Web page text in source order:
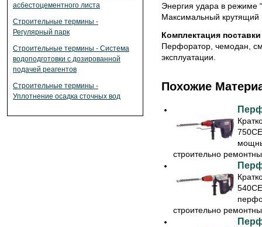
асбестоцементного листа
Строительные термины -
Регулярный парк
Строительные термины - Система
водоподготовки с дозированной
подачей реагентов
Строительные термины -
Уплотнение осадка сточных вод
Энергия удара в режиме
Максимальный
Комплектация поставки
Перфоратор, чемодан,
эксплуатации.
Похожие
строительно
строительно